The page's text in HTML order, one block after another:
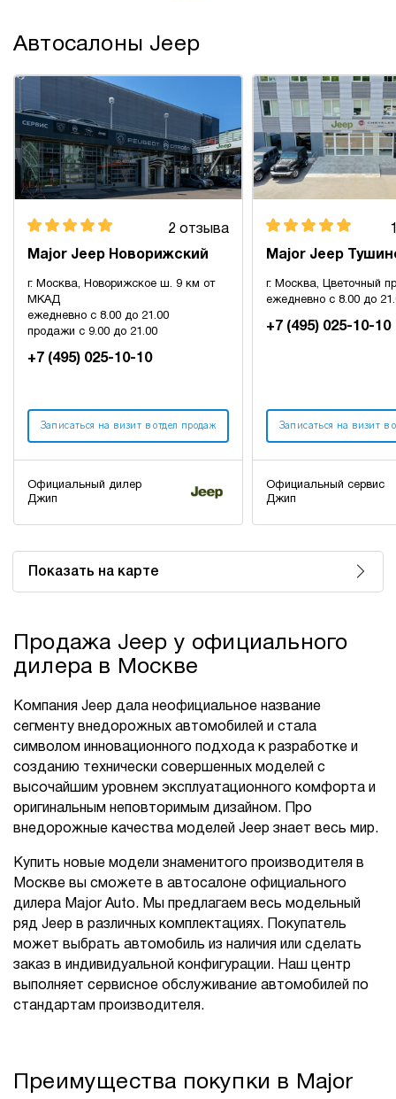
Показать на карте
Автосалоны Jeep
2 отзыва
Major Jeep Новорижский
г. Москва, Новорижское ш. 9 км от
МКАД
ежедневно с 8.00 до 21.00
продажи с 9.00 до 21.00
+7 (495) 025-10-10
Записаться на визит в отдел продаж
Официальный дилер
Джип
Major Jeep
г. Москва, Цветочный
ежедневно с 8.00 до
+7 (495) 025-10-10
Записаться на визит в
Официальный сервис
Джип
Продажа Jeep у официального
дилера в Москве
Компания Jeep дала неофициальное название
сегменту внедорожных автомобилей и стала
символом инновационного подхода к разработке и
созданию технически совершенных моделей с
высочайшим уровнем эксплуатационного комфорта и
оригинальным неповторимым дизайном. Про
внедорожные качества моделей Jeep знает весь мир.
Купить новые модели знаменитого производителя в
Москве вы сможете в автосалоне официального
дилера Major Auto. Мы предлагаем весь модельный
ряд Jeep в различных комплектациях. Покупатель
может выбрать автомобиль из наличия или сделать
заказ в индивидуальной конфигурации. Наш центр
выполняет сервисное обслуживание автомобилей по
стандартам производителя.
Преимущества покупки в Major